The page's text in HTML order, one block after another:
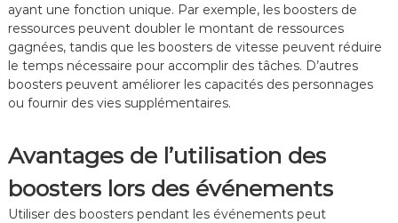
ayant une fonction unique. Par exemple, les boosters de
ressources peuvent doubler le montant de ressources
gagnées, tandis que les boosters de vitesse peuvent réduire
le temps nécessaire pour accomplir des tâches. D’autres
boosters peuvent améliorer les capacités des personnages
ou fournir des vies supplémentaires.
Avantages de l’utilisation des
boosters lors des événements
Utiliser des boosters pendant les événements peut